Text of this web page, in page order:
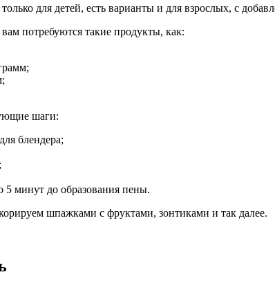
для детей, есть варианты и для взрослых, с
потребуются такие продукты, как:
шаги:
блендера;
5 минут до образования пены.
шпажками с фруктами, зонтиками и так далее.